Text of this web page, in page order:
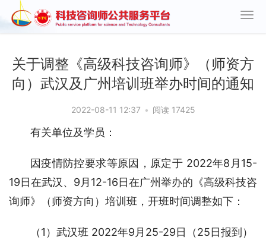
关于调整《高级科技咨询师》（师资方
向）武汉及广州培训班举办时间的通知
2022-08-11 12:37 • 阅读 17425
有关单位及学员：
因疫情防控要求等原因，原定于 2022年8月15-
19日在武汉、9月12-16日在广州举办的《高级科技咨
询师》（师资方向）培训班，开班时间调整如下：
（1）武汉班 2022年9月25-29日（25日报到）